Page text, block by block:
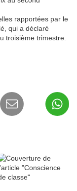
rapportées par le
qui a déclaré
troisième trimestre.